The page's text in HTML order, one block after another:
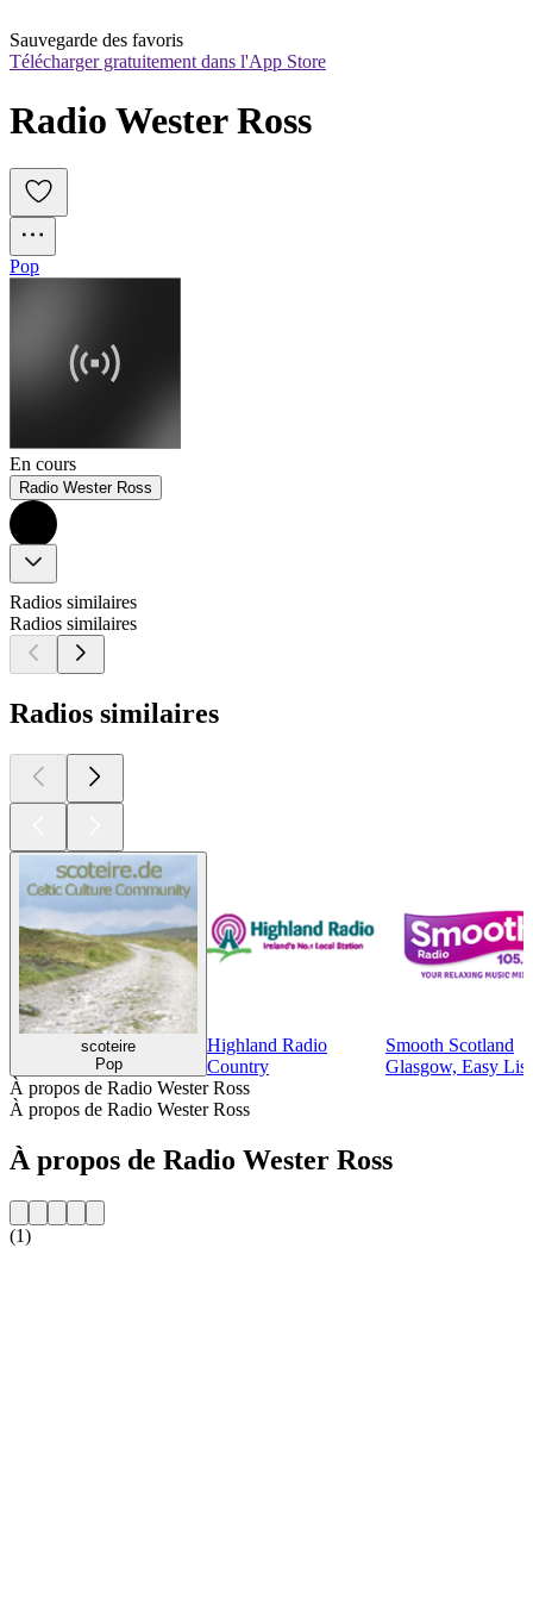
Sauvegarde des favoris
Télécharger gratuitement dans l'App Store
Radio Wester Ross
Pop
En cours
Radio Wester Ross
Radios similaires
Radios similaires
Radios similaires
scoteire
Pop
Highland Radio
Country
Smooth Scotland
Glasgow, Easy
À propos de Radio Wester Ross
À propos de Radio Wester Ross
À propos de Radio Wester Ross
(1)